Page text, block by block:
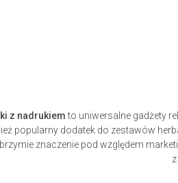
z nadrukiemto uniwersalne gadżety
popularny dodatek do zestawów
znaczenie pod względem